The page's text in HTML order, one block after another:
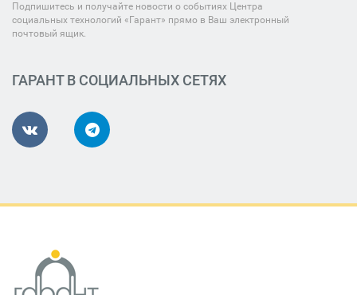
Подпишитесь и получайте новости о событиях Центра
социальных технологий «Гарант» прямо в Ваш электронный
почтовый ящик.
ГАРАНТ В СОЦИАЛЬНЫХ СЕТЯХ